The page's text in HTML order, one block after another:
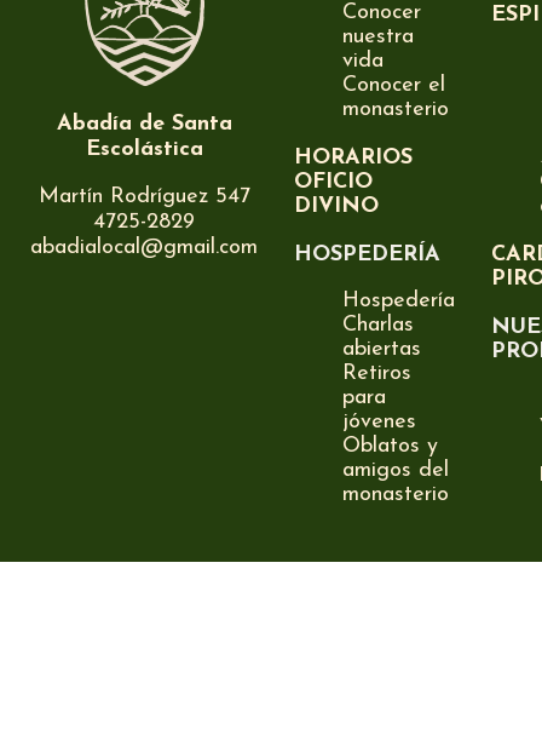
Abadía de Santa
Escolástica
Martín Rodríguez 547
4725-2829
abadialocal@gmail.com
Conocer
nuestra
vida
Conocer el
monasterio
HORARIOS
OFICIO
DIVINO
HOSPEDERÍA
Hospedería
Charlas
abiertas
Retiros
para
jóvenes
Oblatos y
amigos del
monasterio